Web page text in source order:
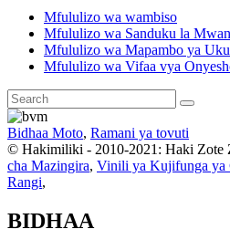
Mfululizo wa wambiso
Mfululizo wa Sanduku la
Mfululizo wa Mapambo ya
Mfululizo wa Vifaa vya
Bidhaa Moto, Ramani ya tovuti
© Hakimiliki - 2010-2021: Haki Zote
cha Mazingira, Vinili ya Kujifunga ya
Rangi,
BIDHAA